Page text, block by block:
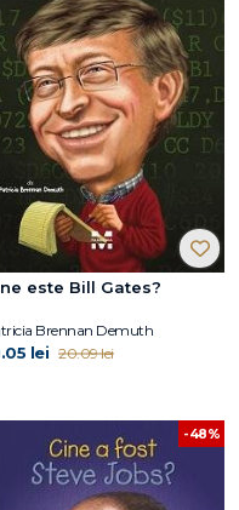
este Bill Gates?
Brennan Demuth
lei 20.09 lei
-48%